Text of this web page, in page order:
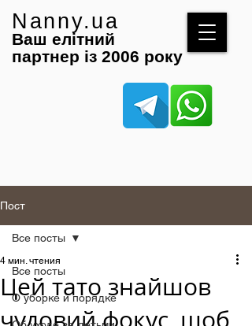
Nanny.ua
Ваш елітний
партнер із 2006 року
Пост
Все посты
О уборке и порядке
Все посты
Цей тато знайшов
чудовий фокус, щоб
4 мин. чтения